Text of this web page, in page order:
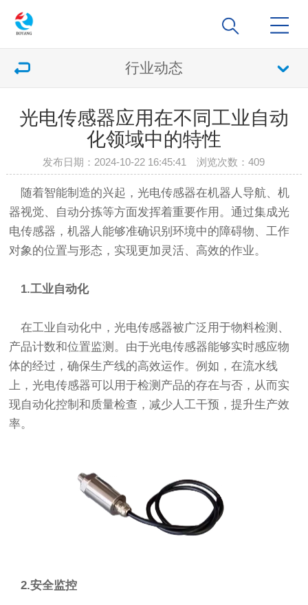
行业动态
光电传感器应用在不同工业自动
化领域中的特性
发布日期：2024-10-22 16:45:41 浏览次数：409
随着智能制造的兴起，光电传感器在机器人导航、机
器视觉、自动分拣等方面发挥着重要作用。通过集成光
电传感器，机器人能够准确识别环境中的障碍物、工作
对象的位置与形态，实现更加灵活、高效的作业。
1.工业自动化
在工业自动化中，光电传感器被广泛用于物料检测、
产品计数和位置监测。由于光电传感器能够实时感应物
体的经过，确保生产线的高效运作。例如，在流水线
上，光电传感器可以用于检测产品的存在与否，从而实
现自动化控制和质量检查，减少人工干预，提升生产效
率。
2.安全监控